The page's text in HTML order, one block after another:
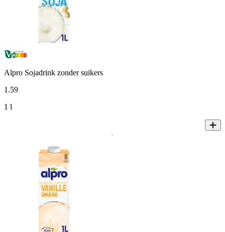
Alpro Sojadrink zonder suikers
1 .59
1 l